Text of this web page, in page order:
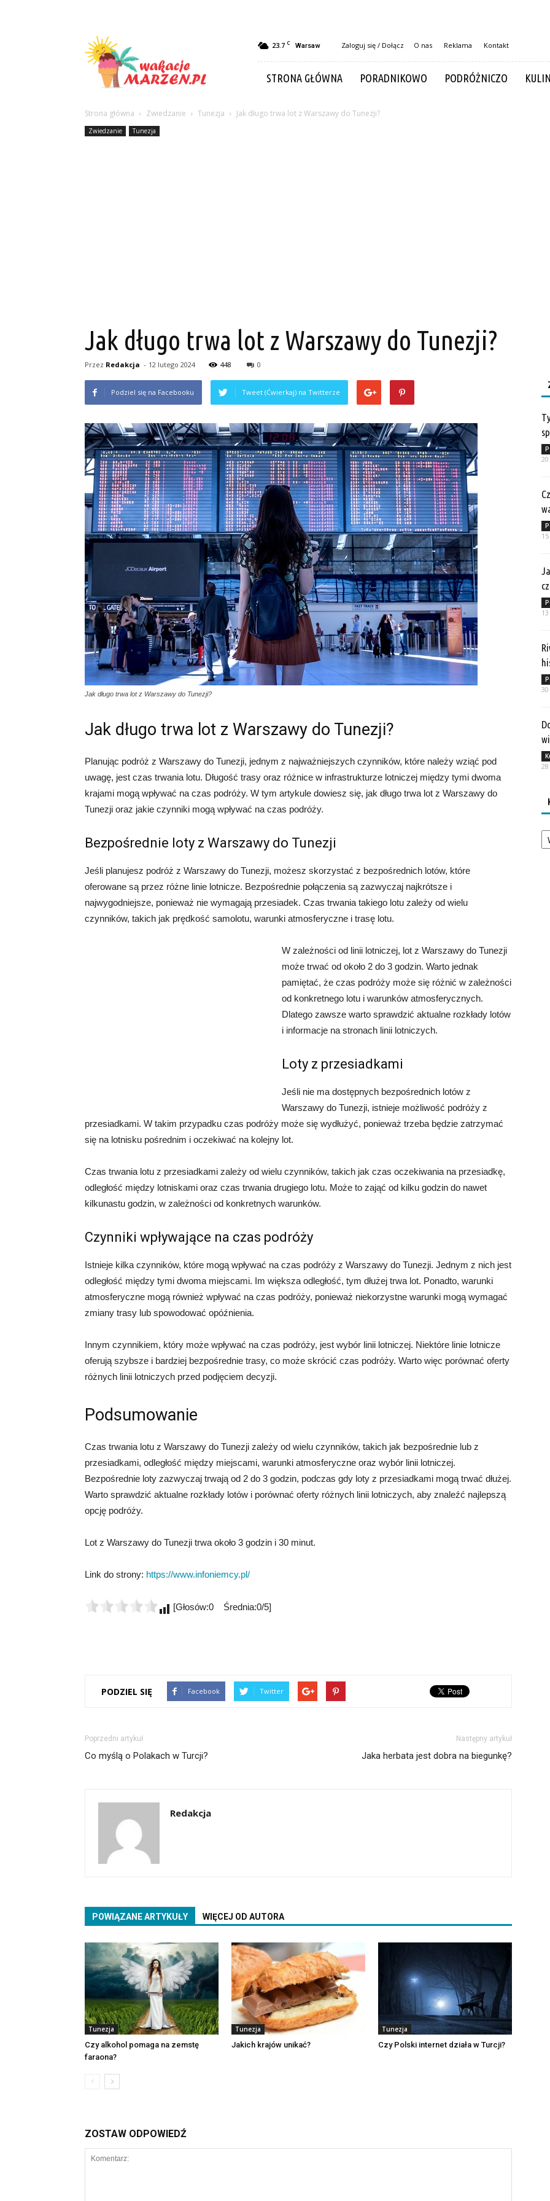
Wakacje-
marzen.pl
23.7 C Warsaw Zaloguj się / Dołącz O nas Reklama Kontakt
STRONA GŁÓWNA PORADNIKOWO PODRÓŻNICZO
Strona główna Zwiedzanie Tunezja Jak długo trwa lot z Warszawy do Tunezji?
Zwiedzanie Tunezja
Jak długo trwa lot z Warszawy do Tunezji?
Przez Redakcja - 12 lutego 2024 448 0
Podziel się na Facebooku Tweet (Ćwierkaj) na Twitterze
Jak długo trwa lot z Warszawy do Tunezji?
Jak długo trwa lot z Warszawy do Tunezji?
Planując podróż z Warszawy do Tunezji, jednym z najważniejszych czynników, które należy wziąć pod
uwagę, jest czas trwania lotu. Długość trasy oraz różnice w infrastrukturze lotniczej między tymi dwoma
krajami mogą wpływać na czas podróży. W tym artykule dowiesz się, jak długo trwa lot z Warszawy do
Tunezji oraz jakie czynniki mogą wpływać na czas podróży.
Bezpośrednie loty z Warszawy do Tunezji
Jeśli planujesz podróż z Warszawy do Tunezji, możesz skorzystać z bezpośrednich lotów, które
oferowane są przez różne linie lotnicze. Bezpośrednie połączenia są zazwyczaj najkrótsze i
najwygodniejsze, ponieważ nie wymagają przesiadek. Czas trwania takiego lotu zależy od wielu
czynników, takich jak prędkość samolotu, warunki atmosferyczne i trasę lotu.
W zależności od linii lotniczej, lot z Warszawy do Tunezji
może trwać od około 2 do 3 godzin. Warto jednak
pamiętać, że czas podróży może się różnić w zależności
od konkretnego lotu i warunków atmosferycznych.
Dlatego zawsze warto sprawdzić aktualne rozkłady lotów
i informacje na stronach linii lotniczych.
Loty z przesiadkami
Jeśli nie ma dostępnych bezpośrednich lotów z
Warszawy do Tunezji, istnieje możliwość podróży z
przesiadkami. W takim przypadku czas podróży może się wydłużyć, ponieważ trzeba będzie zatrzymać
się na lotnisku pośrednim i oczekiwać na kolejny lot.
Czas trwania lotu z przesiadkami zależy od wielu czynników, takich jak czas oczekiwania na przesiadkę,
odległość między lotniskami oraz czas trwania drugiego lotu. Może to zająć od kilku godzin do nawet
kilkunastu godzin, w zależności od konkretnych warunków.
Czynniki wpływające na czas podróży
Istnieje kilka czynników, które mogą wpływać na czas podróży z Warszawy do Tunezji. Jednym z nich jest
odległość między tymi dwoma miejscami. Im większa odległość, tym dłużej trwa lot. Ponadto, warunki
atmosferyczne mogą również wpływać na czas podróży, ponieważ niekorzystne warunki mogą wymagać
zmiany trasy lub spowodować opóźnienia.
Innym czynnikiem, który może wpływać na czas podróży, jest wybór linii lotniczej. Niektóre linie lotnicze
oferują szybsze i bardziej bezpośrednie trasy, co może skrócić czas podróży. Warto więc porównać oferty
różnych linii lotniczych przed podjęciem decyzji.
Podsumowanie
Czas trwania lotu z Warszawy do Tunezji zależy od wielu czynników, takich jak bezpośrednie lub z
przesiadkami, odległość między miejscami, warunki atmosferyczne oraz wybór linii lotniczej.
Bezpośrednie loty zazwyczaj trwają od 2 do 3 godzin, podczas gdy loty z przesiadkami mogą trwać dłużej.
Warto sprawdzić aktualne rozkłady lotów i porównać oferty różnych linii lotniczych, aby znaleźć najlepszą
opcję podróży.
Lot z Warszawy do Tunezji trwa około 3 godzin i 30 minut.
Link do strony: https://www.infoniemcy.pl/
[Głosów:0 Średnia:0/5]
PODZIEL SIĘ Facebook Twitter
Poprzedni artykuł
Co myślą o Polakach w Turcji?
Następny artykuł
Jaka herbata jest dobra na biegunkę?
Redakcja
POWIĄZANE ARTYKUŁY WIĘCEJ OD AUTORA
Tunezja
Czy alkohol pomaga na zemstę
faraona?
Tunezja
Jakich krajów unikać?
Tunezja
Czy Polski internet działa w Turcji?
ZOSTAW ODPOWIEDŹ